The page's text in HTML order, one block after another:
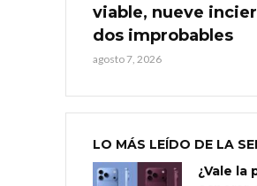
viable, nueve
dos improbables
agosto 7, 2026
LO MÁS LEÍDO DE LA
¿Vale la